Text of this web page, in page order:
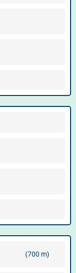
(700 m)